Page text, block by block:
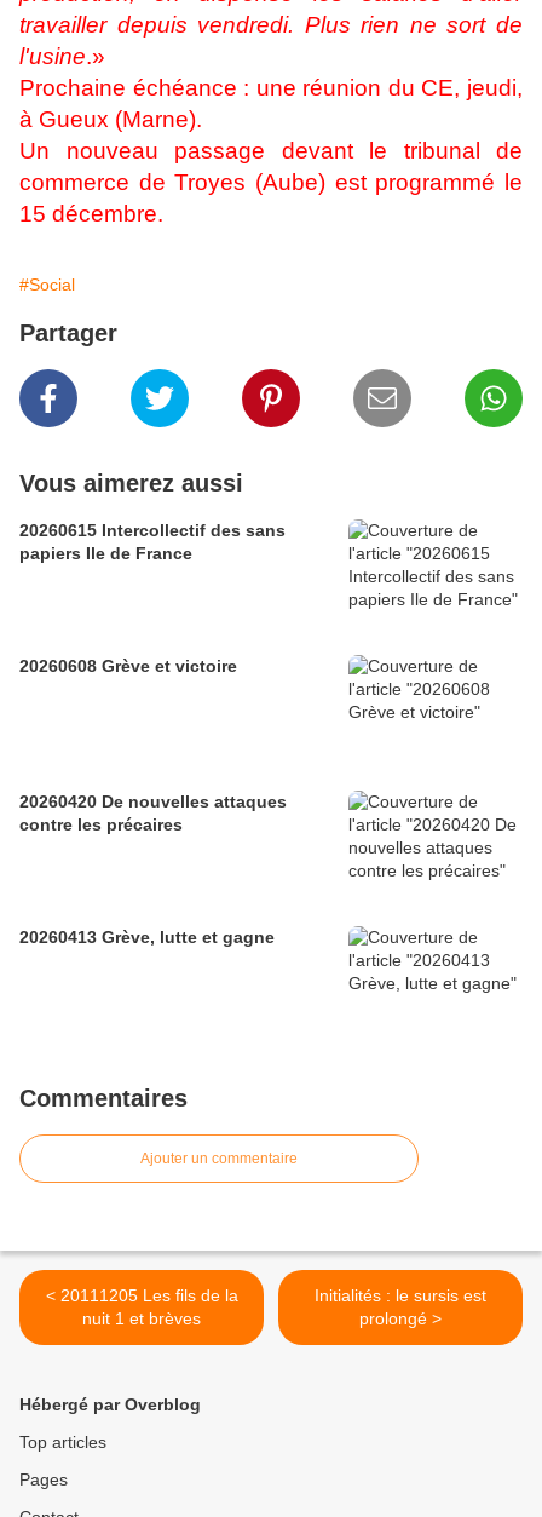
travailler depuis vendredi. Plus rien ne sort de
l'usine.»
Prochaine échéance : une réunion du CE, jeudi,
à Gueux (Marne).
Un nouveau passage devant le tribunal de
commerce de Troyes (Aube) est programmé le
15 décembre.
#Social
Partager
Vous aimerez aussi
20260615 Intercollectif des sans
papiers Ile de France
20260608 Grève et victoire
20260420 De nouvelles attaques
contre les précaires
20260413 Grève, lutte et gagne
Commentaires
Ajouter un commentaire
< 20111205 Les fils de la
nuit 1 et brèves
Initialités : le sursis est
prolongé >
Hébergé par Overblog
Top articles
Pages